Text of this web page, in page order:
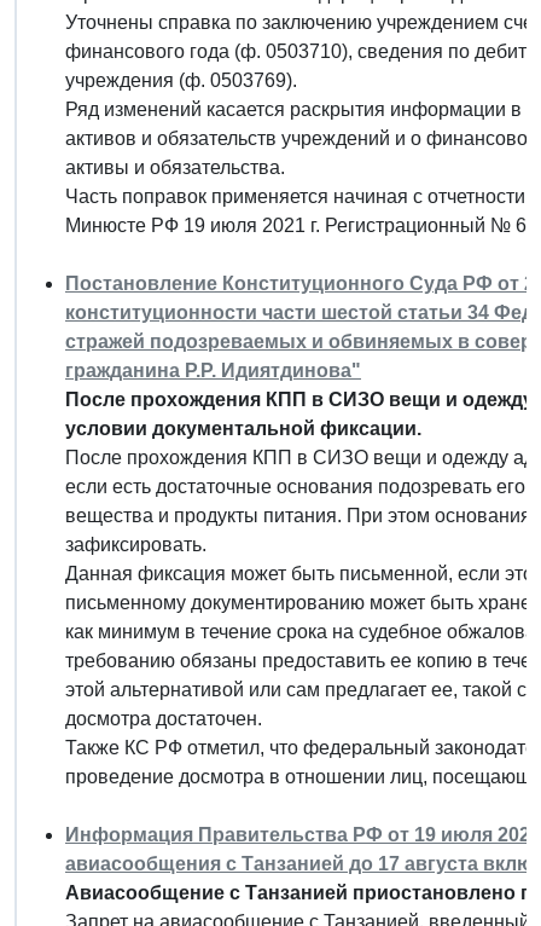
Уточнены справка по заключению учреждением
финансового года (ф. 0503710), сведения по
учреждения (ф. 0503769).
Ряд изменений касается раскрытия информации
активов и обязательств учреждений и о
активы и обязательства.
Часть поправок применяется начиная с отчетности
Минюсте РФ 19 июля 2021 г. Регистрационный №
Постановление Конституционного Суда РФ от
конституционности части шестой статьи 34
стражей подозреваемых и обвиняемых в
гражданина Р.Р. Идиятдинова"
После прохождения КПП в СИЗО вещи и одежду
условии документальной фиксации.
После прохождения КПП в СИЗО вещи и одежду
если есть достаточные основания подозревать
вещества и продукты питания. При этом
зафиксировать.
Данная фиксация может быть письменной, если
письменному документированию может быть
как минимум в течение срока на судебное
требованию обязаны предоставить ее копию в
этой альтернативой или сам предлагает ее, такой
досмотра достаточен.
Также КС РФ отметил, что федеральный
проведение досмотра в отношении лиц,
Информация Правительства РФ от 19 июля
авиасообщения с Танзанией до 17 августа
Авиасообщение с Танзанией приостановлено по
Запрет на авиасообщение с Танзанией, введенный